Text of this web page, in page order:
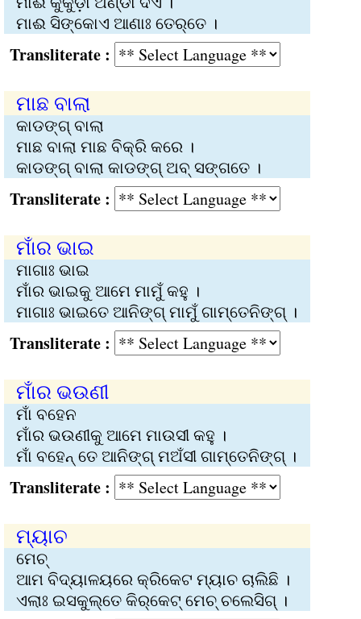
ମାଈ ସିଙ୍କୋଏ ଆଣାଃ ତେର୍‌ତେ ।
:
ମାଛ ବାଲା
କାଡଙ୍ଗ୍ ବାଲା
ମାଛ ବାଲା ମାଛ ବିକ୍ରି କରେ ।
କାଡଙ୍ଗ୍ ବାଲା କାଡଙ୍ଗ୍ ଅବ୍‌ ସଙ୍ଗତେ ।
:
ମାଁର ଭାଇ
ମାଗାଃ ଭାଇ
ମାଁର ଭାଇକୁ ଆମେ ମାମୁଁ କହୁ ।
ମାଗାଃ ଭାଇତେ ଆନିଙ୍ଗ୍ ମାମୁଁ ଗାମ୍‌ତେନିଙ୍ଗ୍ ।
:
ମାଁର ଭ‌ଉଣୀ
ମାଁ ବହେନ
ମାଁର ଭ‌ଉଣୀକୁ ଆମେ ମାଉସୀ କହୁ ।
ମାଁ ବହେନ୍‌ ତେ ଆନିଙ୍ଗ୍ ମ‌ଅଁସୀ ଗାମ୍‌ତେନିଙ୍ଗ୍ ।
:
ମ୍ୟାଚ
ମେଚ୍‌
ଆମ ବିଦ୍ୟାଳୟରେ କ୍ରିକେଟ ମ୍ୟାଚ ଚାଲିଛି ।
ଏଲାଃ ଇସ‌କୁଲ୍‌ତେ କିର୍‌କେଟ୍‌ ମେଚ୍‌ ଚଲେସିଗ୍‌ ।